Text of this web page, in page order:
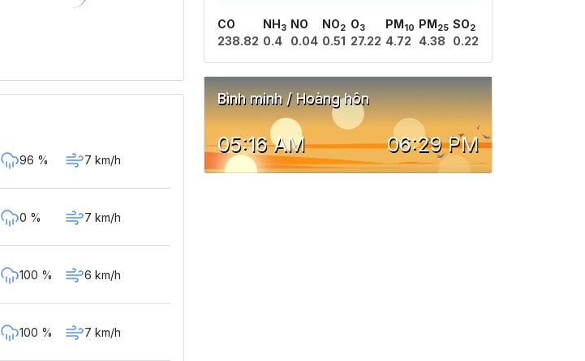
96 % 7 km/h
0 % 7 km/h
100 % 6 km/h
100 % 7 km/h
CO
238.82
NH 3
0.4
NO
0.04
NO2
0.51
O3
27.22
PM 10
4.72
PM 25
4.38
SO2
0.22
Bình minh / Hoàng hôn
05:16 AM 06:29 PM